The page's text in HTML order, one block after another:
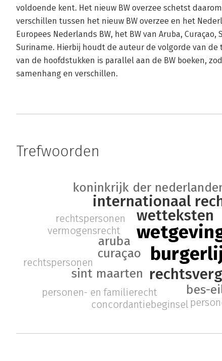
voldoende kent. Het nieuw BW overzee schetst
verschillen tussen het nieuw BW overzee en het
Europees Nederlands BW, het BW van Aruba,
Suriname. Hierbij houdt de auteur de volgorde van de
van de hoofdstukken is parallel aan de BW boeken,
samenhang en verschillen.
Trefwoorden
wetteksten
internationaal
curaçao
bes-
aruba
sint maarten
koninkrijk der
vermogensrecht
rechtspersonen
concordantiebeginsel
personen- en familierecht
rechtspersonen